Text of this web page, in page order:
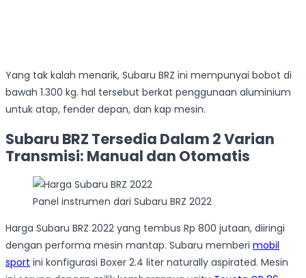
Yang tak kalah menarik, Subaru BRZ ini mempunyai bobot di
bawah 1.300 kg. hal tersebut berkat penggunaan aluminium
untuk atap, fender depan, dan kap mesin.
Subaru BRZ Tersedia Dalam 2 Varian
Transmisi: Manual dan Otomatis
Panel instrumen dari Subaru BRZ 2022
Harga Subaru BRZ 2022 yang tembus Rp 800 jutaan, diiringi
dengan performa mesin mantap. Subaru memberi mobil
sport ini konfigurasi Boxer 2.4 liter naturally aspirated. Mesin